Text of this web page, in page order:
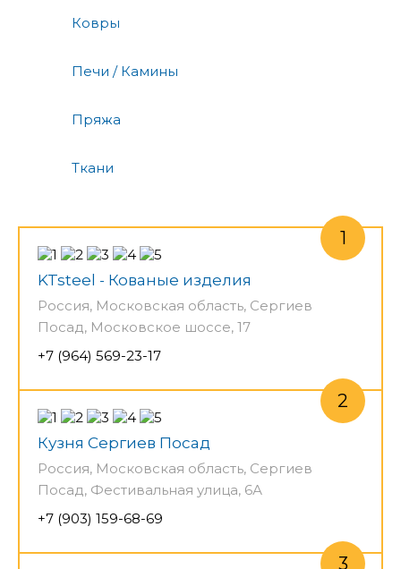
Ковры
Печи / Камины
Пряжа
Ткани
KTsteel - Кованые изделия
Россия, Московская область, Сергиев
Посад, Московское шоссе, 17
+7 (964) 569-23-17
Кузня Сергиев Посад
Россия, Московская область, Сергиев
Посад, Фестивальная улица, 6А
+7 (903) 159-68-69